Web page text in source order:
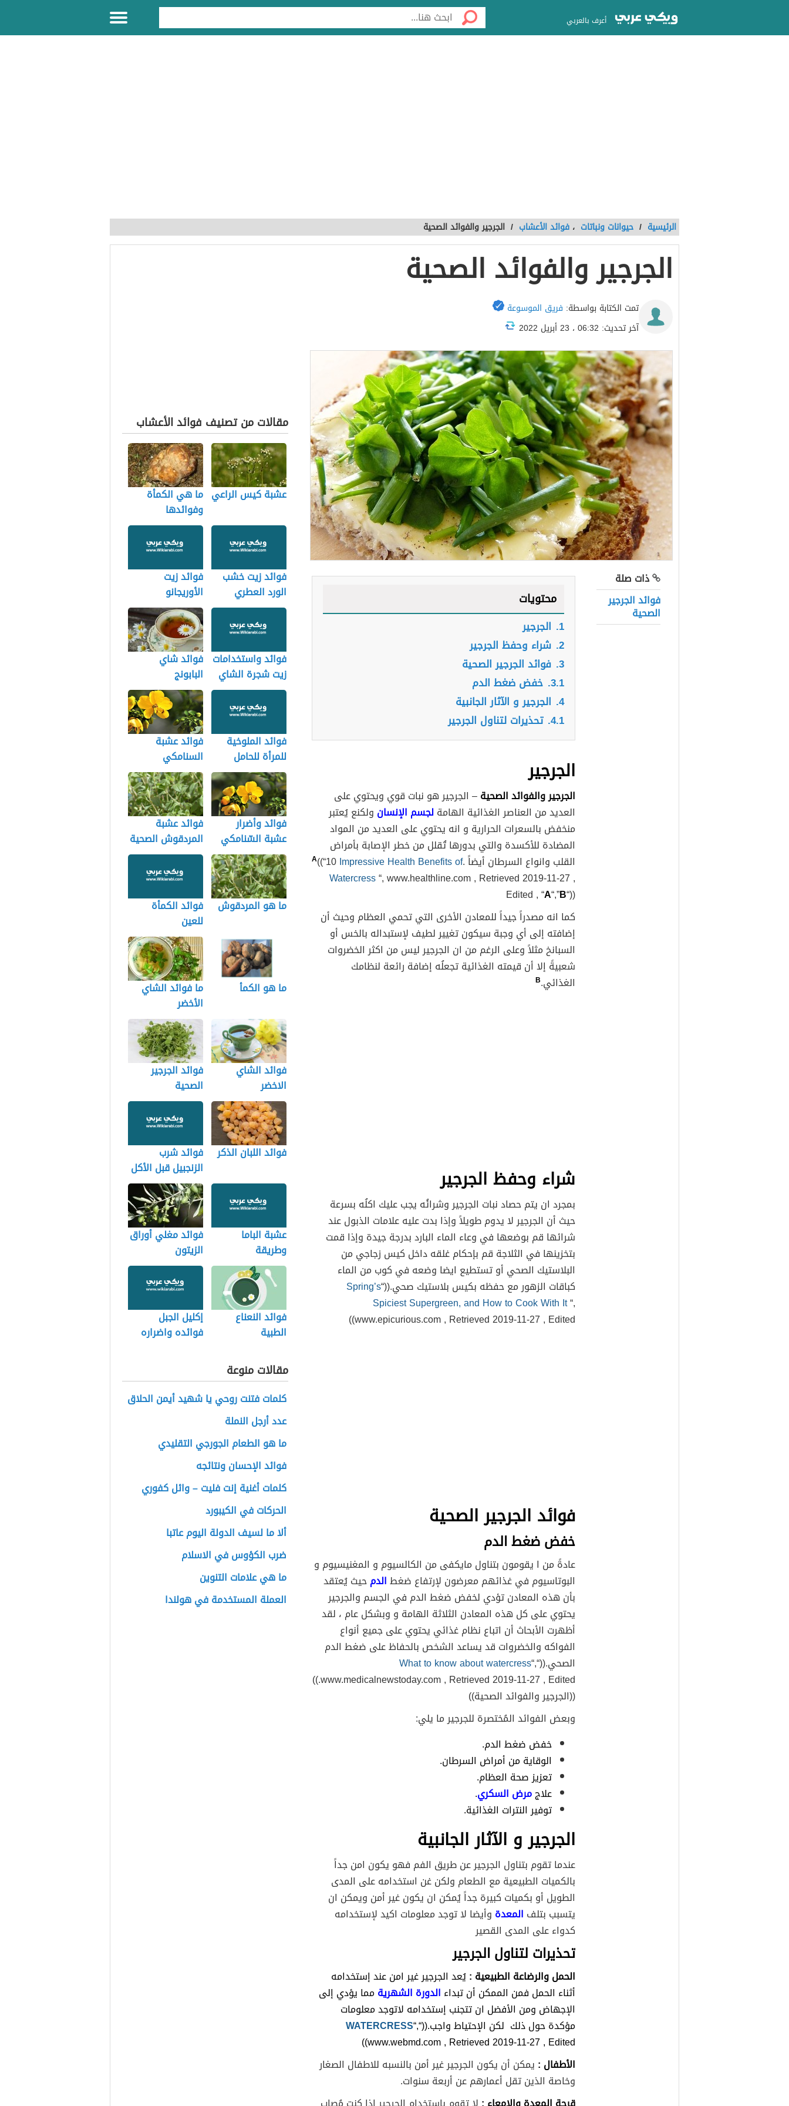
أعرف بالعربي
الرئيسية / حيوانات ونباتات ، فوائد الأعشاب / الجرجير والفوائد الصحية
الجرجير والفوائد الصحية
تمت الكتابة بواسطة: فريق الموسوعة
آخر تحديث: 06:32 ، 23 أبريل 2022
ذات صلة
فوائد الجرجير
الصحية
محتويات
1. الجرجير
2. شراء وحفظ الجرجير
3. فوائد الجرجير الصحية
3.1. خفض ضغط الدم
4. الجرجير و الآثار الجانبية
4.1. تحذيرات لتناول الجرجير
الجرجير
الجرجير والفوائد الصحية– الجرجير هو نبات قوي ويحتوي على
العديد من العناصر الغذائية الهامةلجسم الإنسان ولكنع يُعتبر
منخفض بالسعرات الحرارية و انه يحتوي على العديد من المواد
المضادة للأكسدة والتي بدورها تُقلل من خطر الإصابة بأمراض
القلب وانواع السرطان أيضاً .
A((“10Impressive Health Benefits of
Watercress“, www.healthline.com , Retrieved 2019-11-27 ,
Edited , “A“,”B“))
كما انه مصدراً جيداً للمعادن الأخرى التي تحمي العظام وحيث أن
إضافته إلى أي وجبة سيكون تغيير لطيف لإستبداله بالخس أو
السبانخ مثلاً وعلى الرغم من ان الجرجير ليس من اكثر الخضروات
شعبيةً إلا أن قيمته الغذائية تجعلُه إضافة رائعة لنظامك
الغذائي.B
شراء وحفظ الجرجير
بمجرد ان يتم حصاد نبات الجرجير وشرائُه يجب عليك اكلُه بسرعة
حيث أن الجرجير لا يدوم طويلاً وإذا بدت عليه علامات الذبول عند
شرائها قم بوضعها في وعاء الماء البارد بدرجة جيدة وإذا قمت
بتخزينها في الثلاجة قم بإحكام غلقه داخل كيس زجاجي من
البلاستيك الصحي أو تستطيع ايضا وضعه في كوب من الماء
كباقات الزهور مع حفظه بكيس بلاستيك صحي.((“Spring’s
Spiciest Supergreen, and How to Cook With It“,
www.epicurious.com , Retrieved 2019-11-27 , Edited))
فوائد الجرجير الصحية
خفض ضغط الدم
عادةً من ا يقومون بتناول مايكفى من الكالسيوم و المغنيسيوم و
البوتاسيوم في غذائهم معرضون لإرتفاع ضغطالدمحيث يُعتقد
بأن هذه المعادن تؤدي لخفض ضغط الدم في الجسم والجرجير
يحتوي على كل هذه المعادن الثلاثة الهامة و وبشكل عام ، لقد
أظهرت الأبحاث أن اتباع نظام غذائي يحتوي على جميع أنواع
الفواكه والخضروات قد يساعد الشخص بالحفاظ على ضغط الدم
الصحي.((“ What to know about watercress“,
www.medicalnewstoday.com , Retrieved 2019-11-27 , Edited.))
((الجرجير والفوائد الصحية))
وبعض الفوائد المُختصرة للجرجير ما يلي:
خفض ضغط الدم.
الوقاية من أمراض السرطان.
تعزيز صحة العظام.
علاجمرض السكري.
توفير النترات الغذائية.
الجرجير و الآثار الجانبية
عندما تقوم بتناول الجرجير عن طريق الفم فهو يكون امن جداً
بالكميات الطبيعية مع الطعام ولكن غن استخدامه على المدى
الطويل أو بكميات كبيرة جداً يُمكن ان يكون غير أمن ويمكن ان
يتسبب بتلف المعدة وأيضا لا توجد معلومات اكيد لإستخدامه
كدواء على المدى القصير
تحذيرات لتناول الجرجير
الحمل والرضاعة الطبيعية :يُعد الجرجير غير امن عند إستخدامه
أثناء الحمل فمن الممكن أن تبداء الدورة الشهريةمما يؤدي إلى
الإجهاض ومن الأفضل ان تتجنب إستخدامه لاتوجد معلومات
مؤكدة حول ذلك لكن الإحتياط واجب.((“ WATERCRESS“,
www.webmd.com , Retrieved 2019-11-27 , Edited))
الأطفال : يمكن أن يكون الجرجير غير أمن بالنسبه للاطفال الصغار
وخاصة الذين تقل أعمارهم عن أربعة سنوات.
مقالات من تصنيف فوائد الأعشاب
عشبة كيس الراعي ما هي الكمأة
وفوائدها
فوائد زيت خشب
الورد العطري
فوائد زيت
الأوريجانو
فوائد واستخدامات
زيت شجرة الشاي
فوائد شاي
البابونج
فوائد الملوخية
للمرأة للحامل
فوائد عشبة
السنامكي
فوائد وأضرار
عشبة السّنامكي
فوائد عشبة
المردقوش الصحية
ما هو المردقوش
فوائد الكمأة
للعين
ما هو الكمأ
ما فوائد الشاي
الأخضر
فوائد الشاي
الاخضر
فوائد الجرجير
الصحية
فوائد اللبان الذكر
فوائد شرب
الزنجبيل قبل الأكل
عشبة الباما
وطريقة
استخدامها
فوائد مغلي أوراق
الزيتون
فوائد النعناع
الطبية
إكليل الجبل
فوائده واضراره
مقالات منوعة
كلمات فتنت روحي يا شهيد أيمن الحلاق
عدد أرجل النملة
ما هو الطعام الجورجي التقليدي
فوائد الإحسان ونتائجه
كلمات أغنية إنت فليت – وائل كفوري
الحركات في الكيبورد
ألا ما لسيف الدولة اليوم عاتبا
ضرب الكؤوس في الاسلام
ما هي علامات التنوين
العملة المستخدمة في هولندا